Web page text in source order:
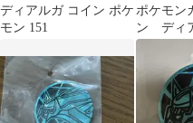
ディアルガ コイン ポケ
モン 151
ポケモン
ン ディ